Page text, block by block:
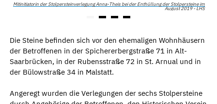
Mitinitiatorin der Stolpersteinverlegung Anna-Theis bei der Enthüllung der Stolpersteine im
August 2019 - LHS
Die Steine befinden sich vor den ehemaligen Wohnhäusern
der Betroffenen in der Spichererbergstraße 71 in Alt-
Saarbrücken, in der Rubensstraße 72 in St. Arnual und in
der Bülowstraße 34 in Malstatt.
Angeregt wurden die Verlegungen der sechs Stolpersteine